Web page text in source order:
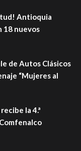
Antioquia
18 nuevos
de Autos Clásicos
“Mujeres al
la 4.ª